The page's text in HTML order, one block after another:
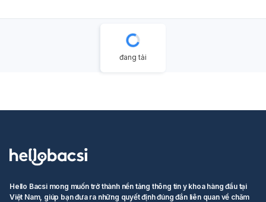
Bệnh chàm: Da đỏ, khô, ngứa, thường xuất hiện ở
: Các vết cắn của muỗi, rệp giường
hoặc các loại côn trùng khác cũng có thể gây mẩn đỏ
đang tải
Hello Bacsi mong muốn trở thành nền tảng thông tin y khoa hàng đầu tại
Việt Nam, giúp bạn đưa ra những quyết định đúng đắn liên quan về chăm